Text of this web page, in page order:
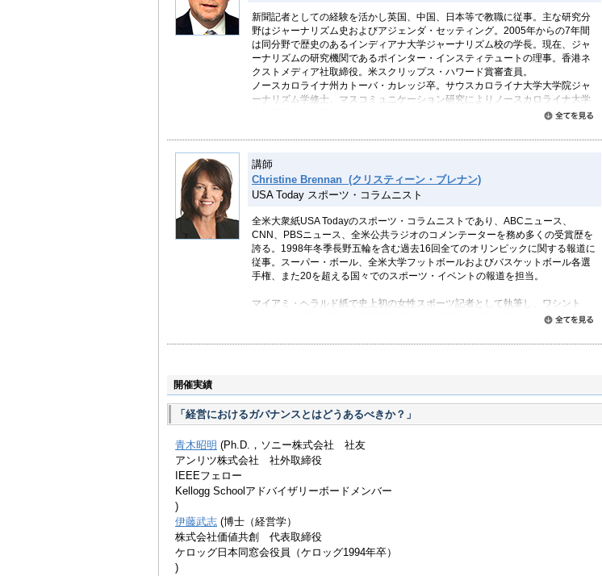
新聞記者としての経験を活かし英国、中国、日本等で教職に従事。主な研究分
野はジャーナリズム史およびアジェンダ・セッティング。2005年からの7年間
は同分野で歴史のあるインディアナ大学ジャーナリズム校の学長。現在、ジャ
ーナリズムの研究機関であるポインター・インスティテュートの理事。香港ネ
クストメディア社取締役。米スクリップス・ハワード賞審査員。
ノースカロライナ州カトーバ・カレッジ卒。サウスカロライナ大学大学院ジャ
ーナリズム学修士、マスコミュニケーション研究によりノースカロライナ大学
講師
Christine Brennan (クリスティーン・ブレナン)
USA Today スポーツ・コラムニスト
全米大衆紙USA Todayのスポーツ・コラムニストであり、ABCニュース、
CNN、PBSニュース、全米公共ラジオのコメンテーターを務め多くの受賞歴を
誇る。1998年冬季長野五輪を含む過去16回全てのオリンピックに関する報道に
従事。スーパー・ボール、全米大学フットボールおよびバスケットボール各選
手権、また20を超える国々でのスポーツ・イベントの報道を担当。
マイアミ・ヘラルド紙で史上初の女性スポーツ記者として執筆し、ワシント
ン・ポスト紙で女性初のNFL担当者として活躍した経験を活かし、Association
人を超える女子大学生にスポーツ・ジャーナリストへの道を開くなど、後続の
著書多数。
ノースウェスタン大学メディル校卒、同校大学院ジャーナリズム学修士。
開催実績
「経営におけるガバナンスとはどうあるべきか？」
青木昭明 (Ph.D.，ソニー株式会社 社友
アンリツ株式会社 社外取締役
IEEEフェロー
Kellogg Schoolアドバイザリーボードメンバー
)
伊藤武志 (博士（経営学）
株式会社価値共創 代表取締役
ケロッグ日本同窓会役員（ケロッグ1994年卒）
)